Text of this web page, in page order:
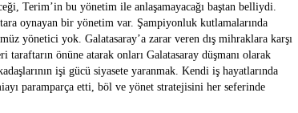
Terim’in bu yönetim ile anlaşamayacağı baştan belliydi.
oynayan bir yönetim var. Şampiyonluk kutlamalarında
yönetici yok. Galatasaray’a zarar veren dış mihraklara karşı
önüne atarak onları Galatasaray düşmanı olarak
işi gücü siyasete yaranmak. Kendi iş hayatlarında
paramparça etti, böl ve yönet stratejisini her seferinde